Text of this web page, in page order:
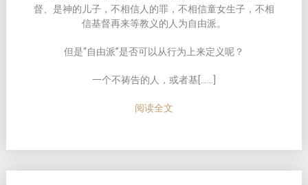
督、是神的儿子，不相信人的罪，不相信童女生子，不相
信基督再来等教义的人为自由派。
但是“自由派”是否可以从行为上来定义呢？
一个不祷告的人，或者基[……]
阅读全文